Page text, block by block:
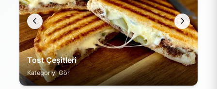
Tost Çeşitleri
Kategoriyi Gör